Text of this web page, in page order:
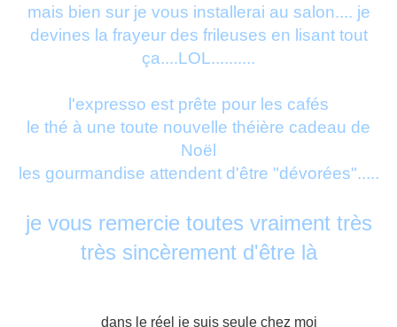
mais bien sur je vous installerai au salon.... je
devines la frayeur des frileuses en lisant tout
ça....LOL..........
l'expresso est prête pour les cafés
le thé à une toute nouvelle théière cadeau de
Noël
les gourmandise attendent d'être "dévorées".....
je vous remercie toutes vraiment très
très sincèrement d'être là
dans le réel je suis seule chez moi